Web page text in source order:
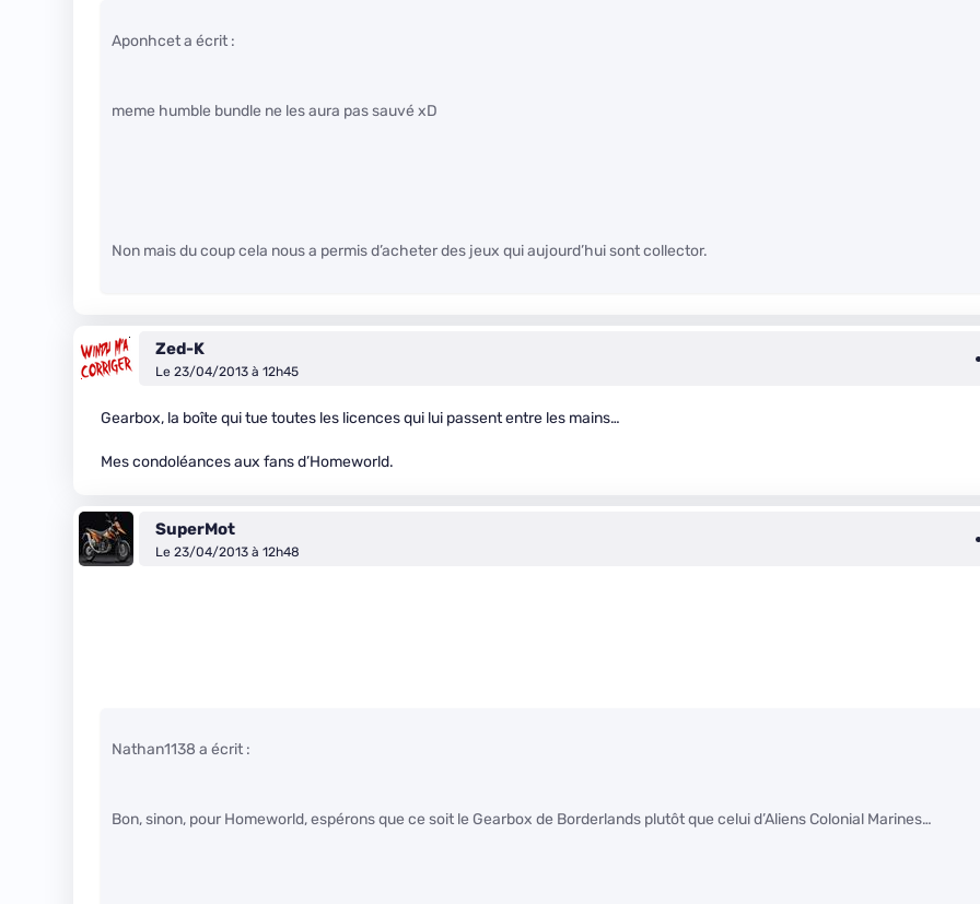
Aponhcet a écrit :
meme humble bundle ne les aura pas sauvé xD
Non mais du coup cela nous a permis d’acheter des jeux qui aujourd’hui sont collector.
Zed-K
Le 23/04/2013 à 12h45
Gearbox, la boîte qui tue toutes les licences qui lui passent entre les mains…
Mes condoléances aux fans d’Homeworld.
SuperMot
Le 23/04/2013 à 12h48
Nathan1138 a écrit :
Bon, sinon, pour Homeworld, espérons que ce soit le Gearbox de Borderlands plutôt que celui d’Aliens Colonial Marines…